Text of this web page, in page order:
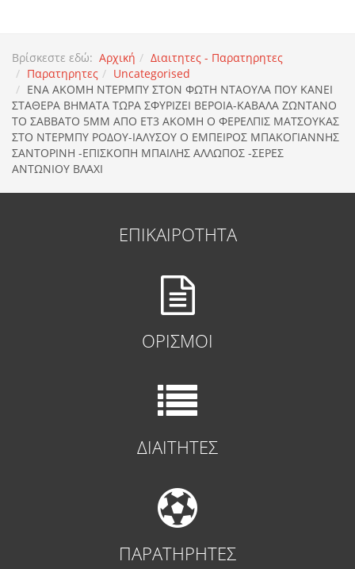
Βρίσκεστε εδώ: Αρχική
Διαιτητες - Παρατηρητες
Παρατηρητες
Uncategorised
ΕΝΑ ΑΚΟΜΗ ΝΤΕΡΜΠΥ ΣΤΟΝ ΦΩΤΗ ΝΤΑΟΥΛΑ ΠΟΥ ΚΑΝΕΙ
ΣΤΑΘΕΡΑ ΒΗΜΑΤΑ ΤΩΡΑ ΣΦΥΡΙΖΕΙ ΒΕΡΟΙΑ-ΚΑΒΑΛΑ ΖΩΝΤΑΝΟ
ΤΟ ΣΑΒΒΑΤΟ 5ΜΜ ΑΠΟ ΕΤ3 ΑΚΟΜΗ Ο ΦΕΡΕΛΠΙΣ ΜΑΤΣΟΥΚΑΣ
ΣΤΟ ΝΤΕΡΜΠΥ ΡΟΔΟΥ-ΙΑΛΥΣΟΥ Ο ΕΜΠΕΙΡΟΣ ΜΠΑΚΟΓΙΑΝΝΗΣ
ΣΑΝΤΟΡΙΝΗ -ΕΠΙΣΚΟΠΗ ΜΠΑΙΛΗΣ ΑΛΛΩΠΟΣ -ΣΕΡΕΣ
ΑΝΤΩΝΙΟΥ ΒΛΑΧΙ
ΕΠΙΚΑΙΡΟΤΗΤΑ
ΟΡΙΣΜΟΙ
ΔΙΑΙΤΗΤΕΣ
ΠΑΡΑΤΗΡΗΤΕΣ